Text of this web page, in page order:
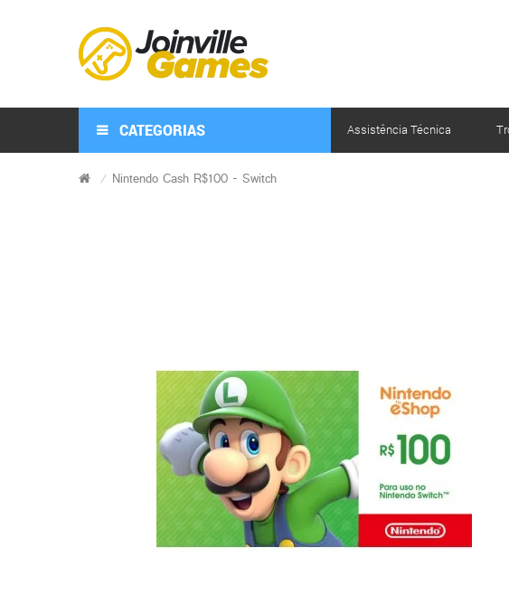
CATEGORIAS Assistência Técnica
Nintendo Cash R$100 - Switch